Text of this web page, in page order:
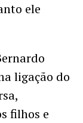
ele
ligação do
filhos e